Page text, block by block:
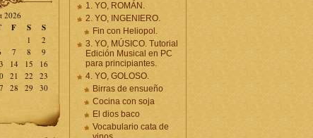
2026
F S S
1
2
7 8
9
14 15
16
21 22
23
28 29
30
1. YO, ROMÁN.
2. YO, INGENIERO.
Fin con Heliopol.
3. YO, MÚSICO. Tutorial
Edición Musical en PC
para principiantes.
4. YO, GOLOSO.
Birras de ensueño
Cocina con soja
El dios baco
Vocabulario cata de